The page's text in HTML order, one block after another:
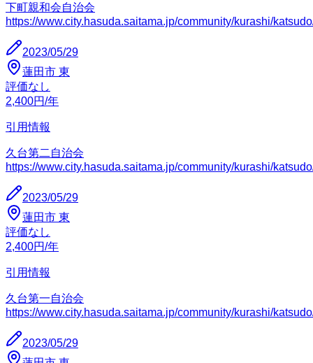
下町親和会自治会
https://www.city.hasuda.saitama.jp/community/kurashi/
2023/05/29
蓮田市 東
評価なし
2,400円/年
引用情報
久台第二自治会
https://www.city.hasuda.saitama.jp/community/kurashi/
2023/05/29
蓮田市 東
評価なし
2,400円/年
引用情報
久台第一自治会
https://www.city.hasuda.saitama.jp/community/kurashi/
2023/05/29